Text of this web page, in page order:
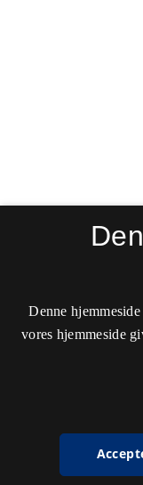
Denne
vores hjemmeside